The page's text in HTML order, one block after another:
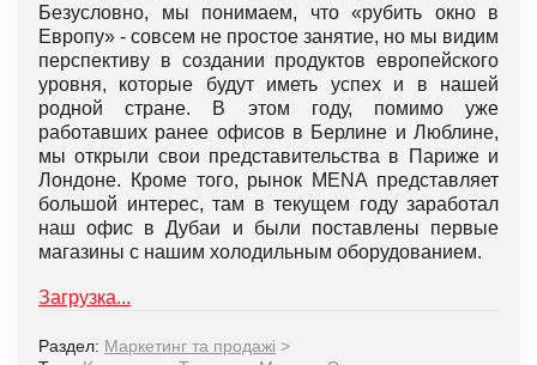
Безусловно, мы понимаем, что «рубить окно в
Европу» - совсем не простое занятие, но мы видим
перспективу в создании продуктов европейского
уровня, которые будут иметь успех и в нашей
родной стране. В этом году, помимо уже
работавших ранее офисов в Берлине и Люблине,
мы открыли свои представительства в Париже и
Лондоне. Кроме того, рынок MENA представляет
большой интерес, там в текущем году заработал
наш офис в Дубаи и были поставлены первые
магазины с нашим холодильным оборудованием.
Загрузка...
Раздел: Маркетинг та продажі >